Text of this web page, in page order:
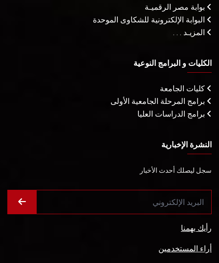
بوابة مصر الرقميـة
البوابة الإلكترونية للشكاوى الموحدة
المزيـد . . .
الكليات و البرامج النوعية
كليات الجامعة
برامج المرحلة الجامعية الأولى
برامج الدراسات العليا
النشرة الإخبارية
سجل ليصلك أحدث الأخبار
رأيك يهمنا
أراء المستخدمين